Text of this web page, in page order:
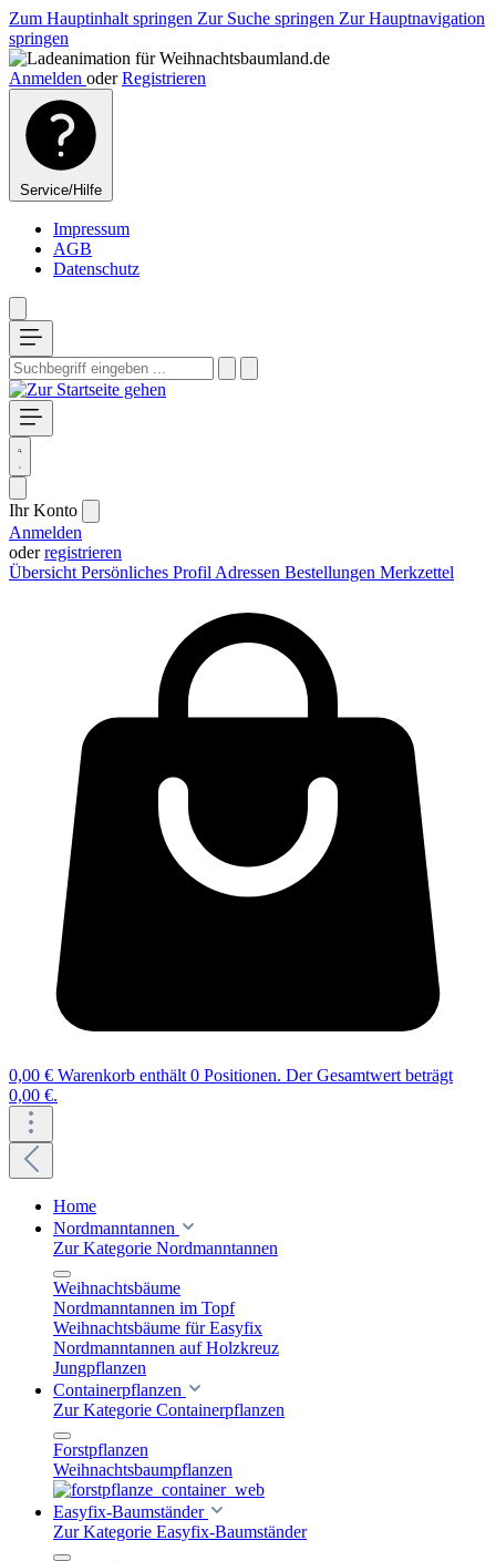
Zum Hauptinhalt springen Zur Suche springen Zur Hauptnavigation
springen
Anmelden oder Registrieren
Service/Hilfe
Impressum
AGB
Datenschutz
Ihr Konto
Anmelden
oderregistrieren
Übersicht Persönliches Profil Adressen Bestellungen Merkzettel
0,00 € Warenkorb enthält 0 Positionen. Der Gesamtwert beträgt
0,00 €.
Home
Nordmanntannen
Zur Kategorie Nordmanntannen
Weihnachtsbäume
Nordmanntannen im Topf
Weihnachtsbäume für Easyfix
Nordmanntannen auf Holzkreuz
Jungpflanzen
Containerpflanzen
Zur Kategorie Containerpflanzen
Forstpflanzen
Weihnachtsbaumpflanzen
Easyfix-Baumständer
Zur Kategorie Easyfix-Baumständer